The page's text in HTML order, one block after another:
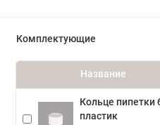
Комплектующие
Название
Кольце пипетки
пластик